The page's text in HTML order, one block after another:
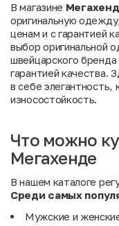
В магазине Мегахенд
оригинальную
ценам и с гарантией
выбор оригинальной
швейцарского
гарантией качества.
в себе
износостойкость.
Что можно
Мегахенде
В нашем каталоге
Среди самых
Мужские и